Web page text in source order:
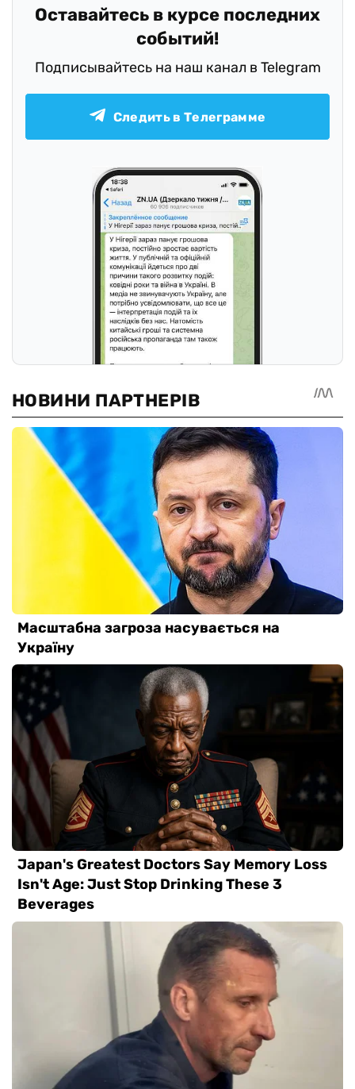
Оставайтесь в курсе последних
событий!
Подписывайтесь на наш канал в Telegram
Следить в Телеграмме